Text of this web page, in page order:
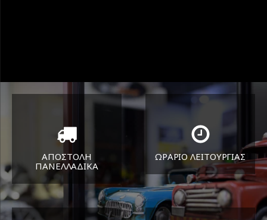
ΑΠΟΣΤΟΛΗ
ΠΑΝΕΛΛΑΔΙΚA
Όπου και αν είστε θα σας
στείλουμε τα ελαστικά σας
ΩΡΑΡΙΟ ΛΕΙΤΟΥΡΓΙΑΣ
ΔΕΥ-ΠΑΡ 8:30-17:30
ΣΑΒ 8:30-13:30